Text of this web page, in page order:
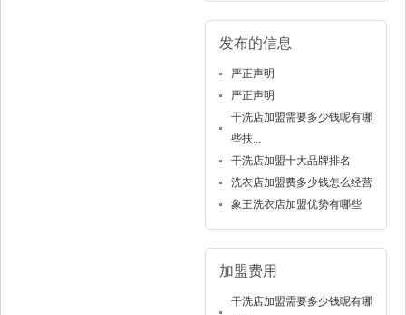
发布的信息
严正声明
严正声明
干洗店加盟需要多少钱呢有哪
些扶...
干洗店加盟十大品牌排名
洗衣店加盟费多少钱怎么经营
象王洗衣店加盟优势有哪些
加盟费用
干洗店加盟需要多少钱呢有哪